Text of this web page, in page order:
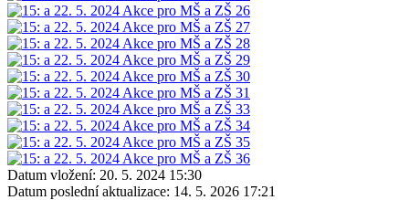
Datum vložení: 20. 5. 2024 15:30
Datum poslední aktualizace: 14. 5. 2026 17:21